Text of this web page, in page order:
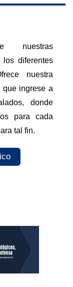
nuestras
los diferentes
nuestra
que ingrese a
donde
para cada
tal fin.